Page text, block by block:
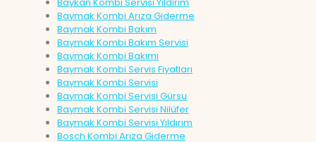
Baykan Kombi Servisi Yıldırım
Baymak Kombi Arıza Giderme
Baymak Kombi Bakım
Baymak Kombi Bakım Servisi
Baymak Kombi Bakımı
Baymak Kombi Servis Fiyatları
Baymak Kombi Servisi
Baymak Kombi Servisi Gürsu
Baymak Kombi Servisi Nilüfer
Baymak Kombi Servisi Yıldırım
Bosch Kombi Arıza Giderme